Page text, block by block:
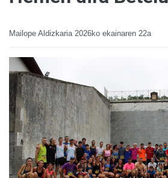
Mailope Aldizkaria 2026ko ekainaren 22a